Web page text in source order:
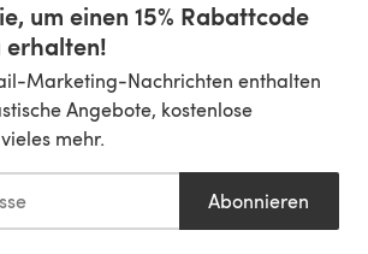
um einen 15% Rabattcode
erhalten!
Marketing-Nachrichten enthalten
Angebote, kostenlose
mehr.
Abonnieren